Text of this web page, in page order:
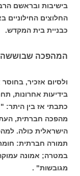
בישיבות ובראשם
החלוצים
כבניית בית המקדש.
המהפכה שבוששה
בידיעות אחרונות,
כתבתי אז בין היתר:
מהפכה חברתית,
הישראלית כולה.
תמורה חברתית:
במטרה; אמונה
מגובשות" .